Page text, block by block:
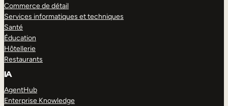
Commerce de détail
Services informatiques et techniques
Santé
Éducation
Hôtellerie
Restaurants
IA
AgentHub
Enterprise Knowledge